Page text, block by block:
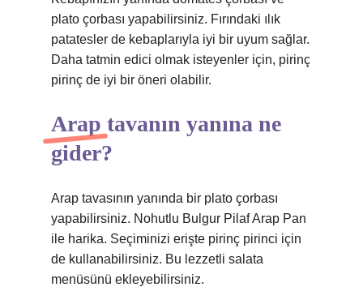
plato çorbası yapabilirsiniz. Fırındaki ılık
patatesler de kebaplarıyla iyi bir uyum sağlar.
Daha tatmin edici olmak isteyenler için, pirinç
pirinç de iyi bir öneri olabilir.
Arap tavanın yanına ne
gider?
Arap tavasının yanında bir plato çorbası
yapabilirsiniz. Nohutlu Bulgur Pilaf Arap Pan
ile harika. Seçiminizi erişte pirinç pirinci için
de kullanabilirsiniz. Bu lezzetli salata
menüsünü ekleyebilirsiniz.